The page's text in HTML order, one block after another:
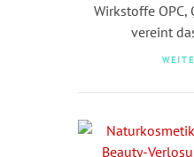
Wirkstoffe
vereint